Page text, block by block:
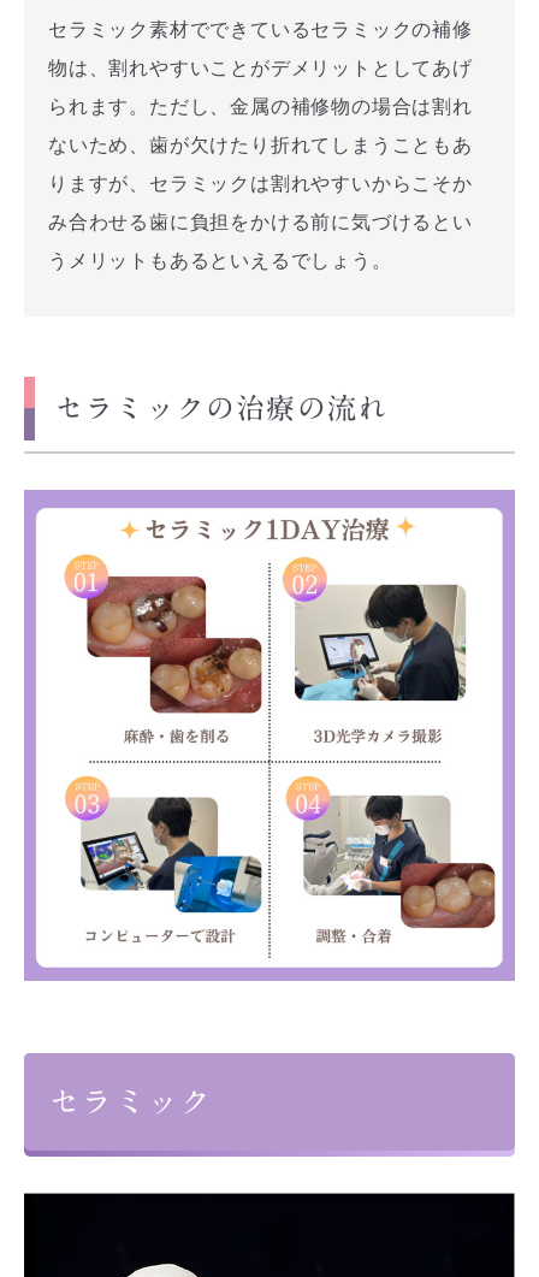
セラミック素材でできているセラミックの補修
物は、割れやすいことがデメリットとしてあげ
られます。ただし、金属の補修物の場合は割れ
ないため、歯が欠けたり折れてしまうこともあ
りますが、セラミックは割れやすいからこそか
み合わせる歯に負担をかける前に気づけるとい
うメリットもあるといえるでしょう。
セラミックの治療の流れ
セラミック